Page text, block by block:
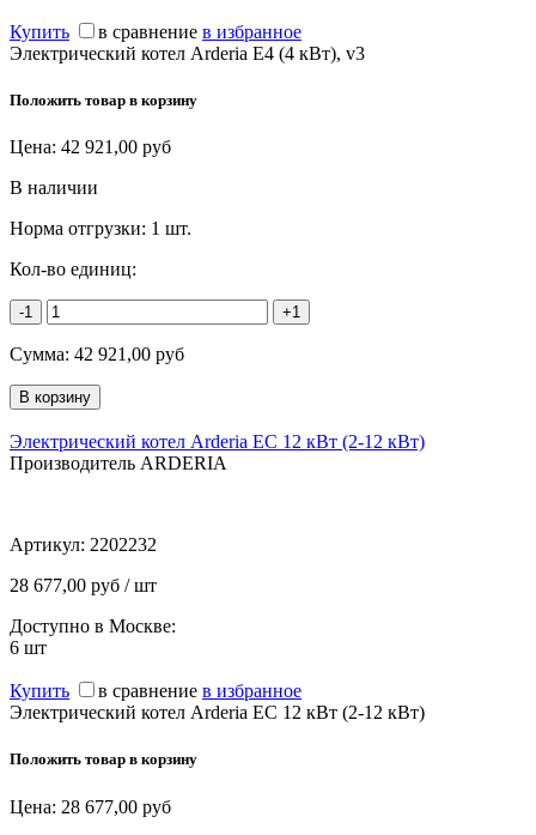
Купить в сравнение в избранное
Электрический котел Arderia E4 (4 кВт), v3
Положить товар в корзину
Цена: 42 921,00 руб
В наличии
Норма отгрузки: 1 шт.
Кол-во единиц:
-1 +1
Сумма: 42 921,00 руб
Электрический котел Arderia EC 12 кВт (2-12 кВт)
Производитель ARDERIA
Артикул: 2202232
28 677,00 руб / шт
Доступно в Москве:
6 шт
Купить в сравнение в избранное
Электрический котел Arderia EC 12 кВт (2-12 кВт)
Положить товар в корзину
Цена: 28 677,00 руб